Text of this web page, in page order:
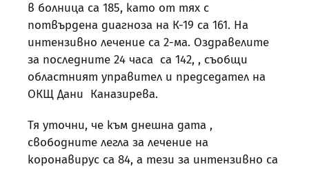
в болница са 185, като от тях с
потвърдена диагноза на К-19 са 161. На
интензивно лечение са 2-ма. Оздравелите
за последните 24 часа са 142, , съобщи
областният управител и председател на
ОКЩ Дани Каназирева.
Тя уточни, че към днешна дата ,
свободните легла за лечение на
коронавирус са 84, а тези за интензивно са